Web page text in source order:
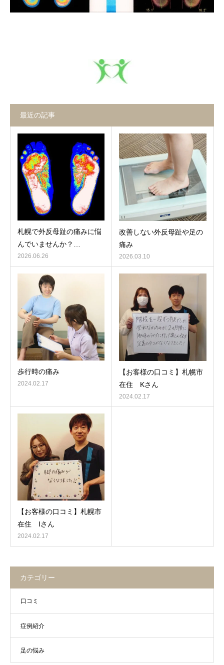
最近の記事
札幌で外反母趾の痛みに悩
んでいませんか？…
2026.06.26
改善しない外反母趾や足の
痛み
2026.03.10
歩行時の痛み
2024.02.17
【お客様の口コミ】札幌市
在住 Kさん
2024.02.17
【お客様の口コミ】札幌市
在住 Iさん
2024.02.17
カテゴリー
口コミ
症例紹介
足の悩み